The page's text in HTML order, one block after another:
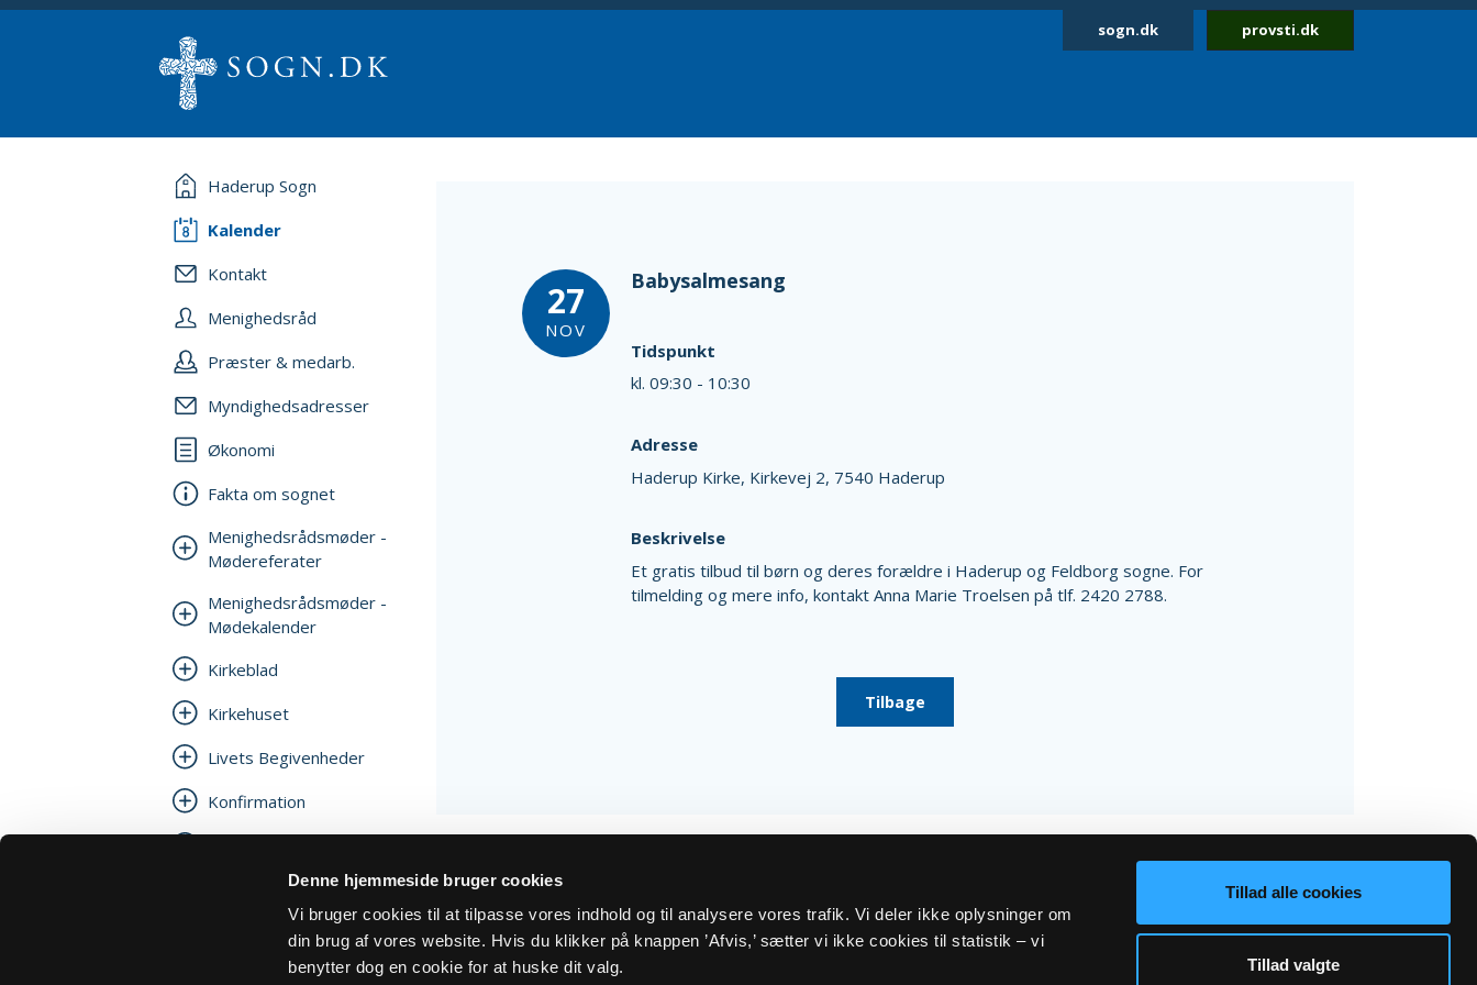
Denne hjemmeside bruger cookies
Vi bruger cookies til at tilpasse vores indhold og til analysere vores trafik. Vi deler ikke oplysninger om
din brug af vores website. Hvis du klikker på knappen ’Afvis,’ sætter vi ikke cookies til statistik – vi
benytter dog en cookie for at huske dit valg.
Tillad alle cookies
Tillad valgte
sogn.dk provsti.dk
Haderup Sogn
Kalender
Kontakt
Menighedsråd
Præster & medarb.
Myndighedsadresser
Økonomi
Fakta om sognet
Menighedsrådsmøder -
Mødereferater
Menighedsrådsmøder -
Mødekalender
Kirkeblad
Kirkehuset
Livets Begivenheder
Konfirmation
Links og genveje
Personalepolitik
27
NOV
Babysalmesang
Tidspunkt
kl. 09:30 - 10:30
Adresse
Haderup Kirke, Kirkevej 2, 7540 Haderup
Beskrivelse
Et gratis tilbud til børn og deres forældre i Haderup og Feldborg sogne. For
tilmelding og mere info, kontakt Anna Marie Troelsen på tlf. 2420 2788.
Tilbage